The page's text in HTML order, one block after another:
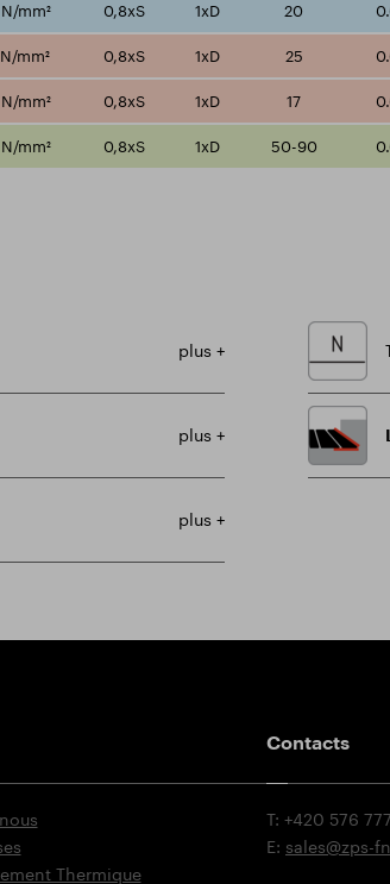
mm² 0,8xS 1xD 20
mm² 0,8xS 1xD 25
mm² 0,8xS 1xD 17
mm² 0,8xS 1xD 50-90
plus +
plus +
plus +
Thermique
Contacts
T: +420 576
E: sales@zps-